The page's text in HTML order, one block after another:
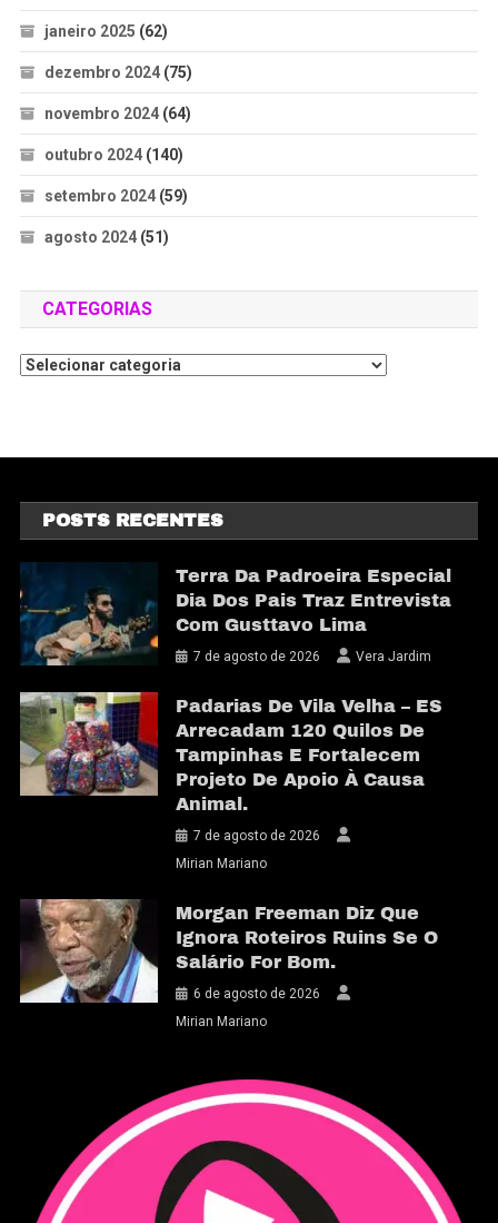
janeiro 2025 (62)
dezembro 2024(75)
novembro 2024(64)
outubro 2024(140)
setembro 2024(59)
agosto 2024(51)
CATEGORIAS
POSTS RECENTES
Terra Da Padroeira Especial
Dia Dos Pais Traz Entrevista
Com Gusttavo Lima
7 de agosto de 2026 Vera Jardim
Padarias De Vila Velha – ES
Arrecadam 120 Quilos De
Tampinhas E Fortalecem
Projeto De Apoio À Causa
Animal.
7 de agosto de 2026
Mirian Mariano
Morgan Freeman Diz Que
Ignora Roteiros Ruins Se O
Salário For Bom.
6 de agosto de 2026
Mirian Mariano